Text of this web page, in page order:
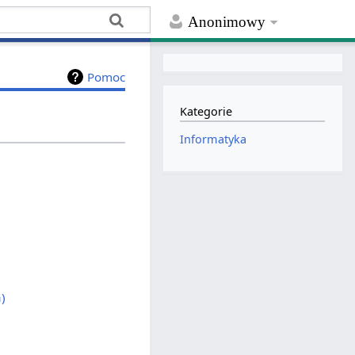
Anonimowy
Pomoc
Kategorie
Informatyka